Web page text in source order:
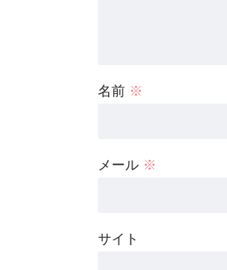
名前 ※
メール ※
サイト